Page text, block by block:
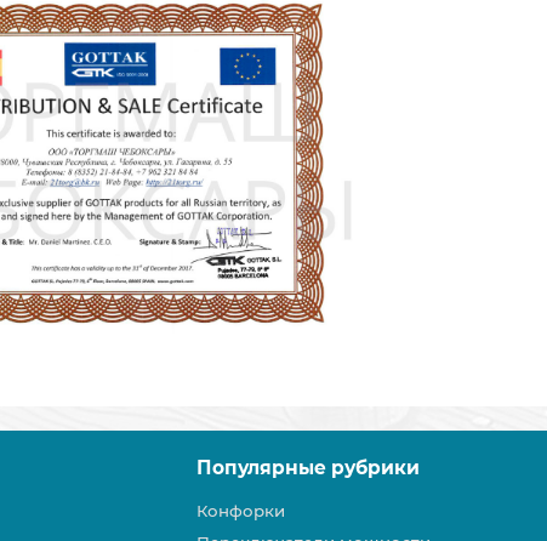
Популярные рубрики
Конфорки